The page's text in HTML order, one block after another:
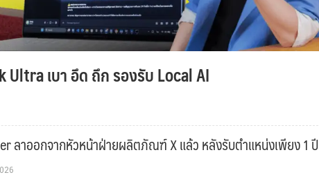
Ultra เบา อึด ถึก รองรับ Local AI
ลาออกจากหัวหน้าฝ่ายผลิตภัณฑ์ X แล้ว หลังรับตำแหน่งเพียง 1 ปี